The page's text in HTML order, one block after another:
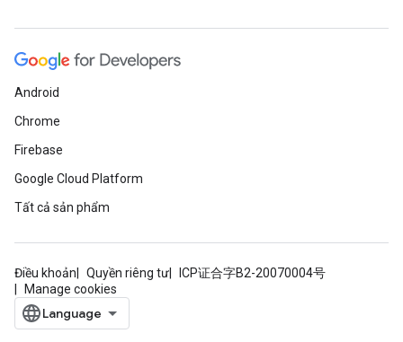
Android
Chrome
Firebase
Google Cloud Platform
Tất cả sản phẩm
Điều khoản Quyền riêng tư
ICP证合字B2-20070004号
Manage cookies